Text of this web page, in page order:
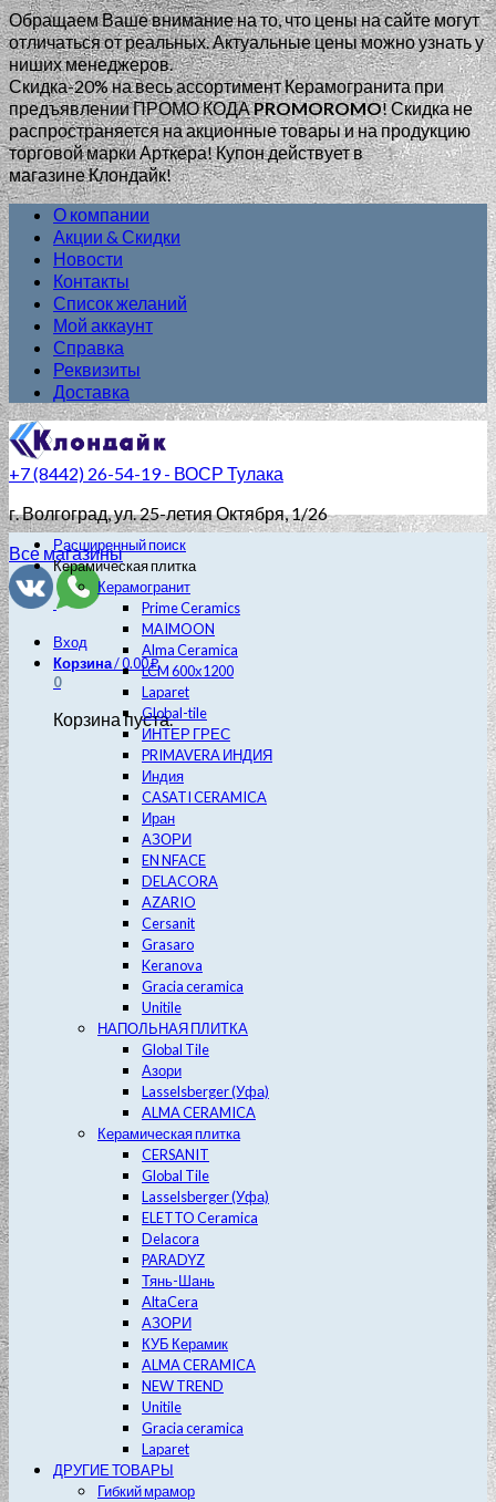
Обращаем Ваше внимание на то, что цены на сайте могут
отличаться от реальных. Актуальные цены можно узнать у
ниших менеджеров.
Скидка-20% на весь ассортимент Керамогранита при
предъявлении ПРОМО КОДАPROMOROMO!Скидка не
распространяется на акционные товары и на продукцию
торговой марки Арткера! Купон действует в
магазине Клондайк!
О компании
Акции & Скидки
Новости
Контакты
Список желаний
Мой аккаунт
Справка
Реквизиты
Доставка
+7 (8442) 26-54-19 - ВОСР Тулака
г. Волгоград, ул. 25-летия Октября, 1/26
Все магазины
Вход
Корзина/0.00₽
0
Корзина пуста.
Расширенный поиск
Керамическая плитка
Керамогранит
Prime Ceramics
MAIMOON
Alma Ceramica
LCM 600х1200
Laparet
Global-tile
ИНТЕР ГРЕС
PRIMAVERA ИНДИЯ
Индия
CASATI CERAMICA
Иран
АЗОРИ
EN NFACE
DELACORA
AZARIO
Cersanit
Grasaro
Keranova
Gracia ceramica
Unitile
НАПОЛЬНАЯ ПЛИТКА
Global Tile
Азори
Lasselsberger (Уфа)
ALMA CERAMICA
Керамическая плитка
CERSANIT
Global Tile
Lasselsberger (Уфа)
ELETTO Ceramica
Delacora
PARADYZ
Тянь-Шань
AltaCera
АЗОРИ
КУБ Керамик
ALMA CERAMICA
NEW TREND
Unitile
Gracia ceramica
Laparet
ДРУГИЕ ТОВАРЫ
Гибкий мрамор